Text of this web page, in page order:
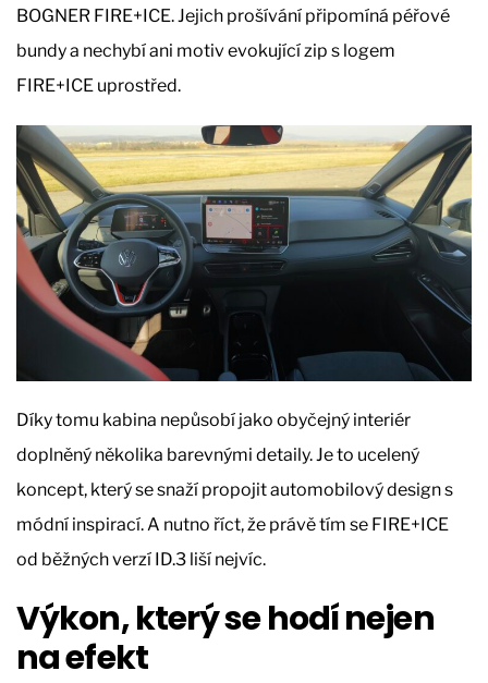
BOGNER FIRE+ICE. Jejich prošívání připomíná péřové
bundy a nechybí ani motiv evokující zip s logem
FIRE+ICE uprostřed.
Díky tomu kabina nepůsobí jako obyčejný interiér
doplněný několika barevnými detaily. Je to ucelený
koncept, který se snaží propojit automobilový design s
módní inspirací. A nutno říct, že právě tím se FIRE+ICE
od běžných verzí ID.3 liší nejvíc.
Výkon, který se hodí nejen
na efekt